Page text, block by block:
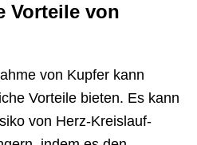
Vorteile von
von Kupfer kann
Vorteile bieten. Es kann
von Herz-Kreislauf-